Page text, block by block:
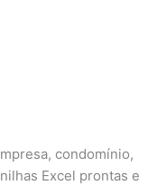
condomínio,
Excel prontas e